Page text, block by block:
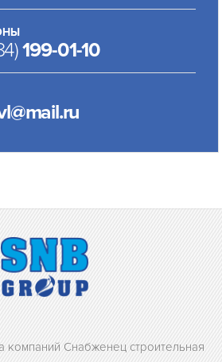
199-01-10
компаний Снабженец строительная